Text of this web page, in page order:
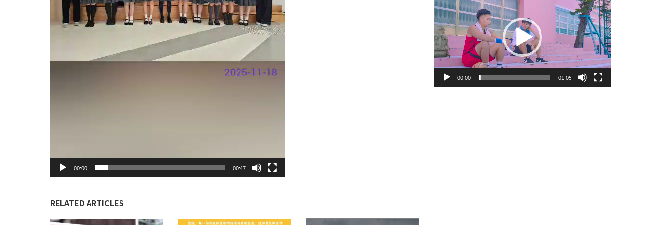
00:00 00:47
RELATED ARTICLES
訊
播
放
器
00:00 01:05